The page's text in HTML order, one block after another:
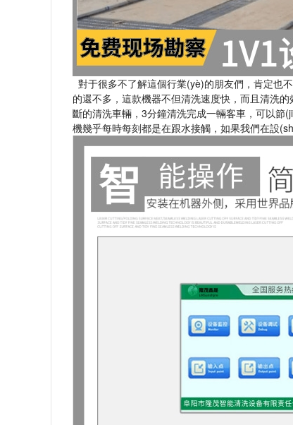
對于很多不了解這個行業(yè)的朋友們，肯定也不會
的還不多，這款機器不但清洗速度快，而且清
斷的清洗車輛，3分鐘清洗完成一輛客車，可以
機幾乎每時每刻都是在跟水接觸，如果我們在設